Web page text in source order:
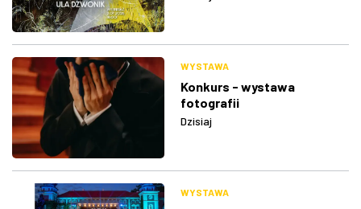
WYSTAWA
Konkurs - wystawa
fotografii
Dzisiaj
WYSTAWA